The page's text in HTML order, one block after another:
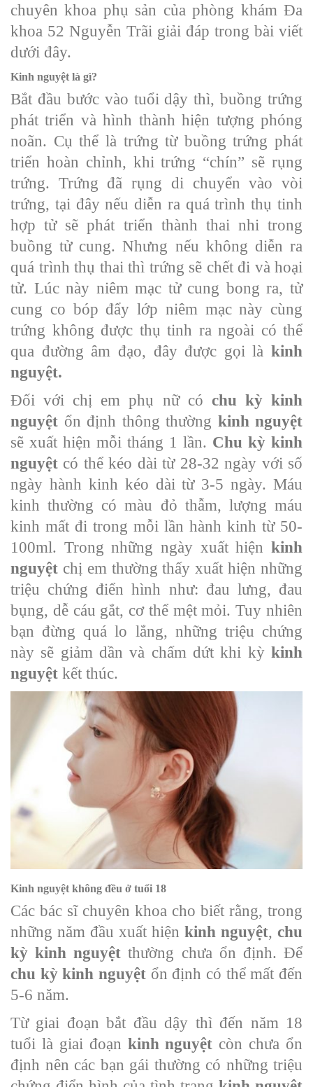
chuyên khoa phụ sản của phòng khám Đa
khoa 52 Nguyễn Trãi giải đáp trong bài viết
dưới đây.
Kinh nguyệt là gì?
Bắt đầu bước vào tuổi dậy thì, buồng trứng
phát triển và hình thành hiện tượng phóng
noãn. Cụ thể là trứng từ buồng trứng phát
triển hoàn chỉnh, khi trứng “chín” sẽ rụng
trứng. Trứng đã rụng di chuyển vào vòi
trứng, tại đây nếu diễn ra quá trình thụ tinh
hợp tử sẽ phát triển thành thai nhi trong
buồng tử cung. Nhưng nếu không diễn ra
quá trình thụ thai thì trứng sẽ chết đi và hoại
tử. Lúc này niêm mạc tử cung bong ra, tử
cung co bóp đẩy lớp niêm mạc này cùng
trứng không được thụ tinh ra ngoài có thể
qua đường âm đạo, đây được gọi là kinh
nguyệt.
Đối với chị em phụ nữ có chu kỳ kinh
nguyệt ổn định thông thường kinh nguyệt
sẽ xuất hiện mỗi tháng 1 lần. Chu kỳ kinh
nguyệt có thể kéo dài từ 28-32 ngày với số
ngày hành kinh kéo dài từ 3-5 ngày. Máu
kinh thường có màu đỏ thẫm, lượng máu
kinh mất đi trong mỗi lần hành kinh từ 50-
100ml. Trong những ngày xuất hiện kinh
nguyệt chị em thường thấy xuất hiện những
triệu chứng điển hình như: đau lưng, đau
bụng, dễ cáu gắt, cơ thể mệt mỏi. Tuy nhiên
bạn đừng quá lo lắng, những triệu chứng
này sẽ giảm dần và chấm dứt khi kỳ kinh
nguyệt kết thúc.
Kinh nguyệt không đều ở tuổi 18
Các bác sĩ chuyên khoa cho biết rằng, trong
những năm đầu xuất hiện kinh nguyệt, chu
kỳ kinh nguyệt thường chưa ổn định. Để
chu kỳ kinh nguyệt ổn định có thể mất đến
5-6 năm.
Từ giai đoạn bắt đầu dậy thì đến năm 18
tuổi là giai đoạn kinh nguyệt còn chưa ổn
định nên các bạn gái thường có những triệu